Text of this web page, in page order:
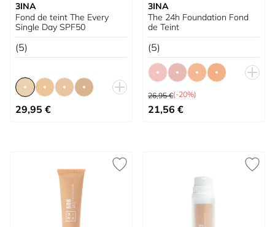
3INA
Fond de teint The Every
Single Day SPF50
(5)
À partir de
29,95 €
3INA
The 24h Foundation Fond
de Teint
(5)
Prix normal
26,95 €(-20%)
À partir de
21,56 €